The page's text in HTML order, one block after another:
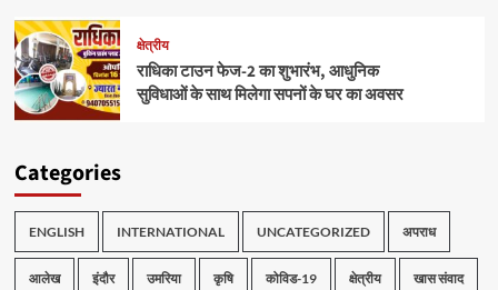
क्षेत्रीय
राधिका टाउन फेज-2 का शुभारंभ, आधुनिक
सुविधाओं के साथ मिलेगा सपनों के घर का अवसर
Categories
ENGLISH INTERNATIONAL UNCATEGORIZED अपराध
आलेख इंदौर उमरिया कृषि कोविड-19 क्षेत्रीय खास संवाद